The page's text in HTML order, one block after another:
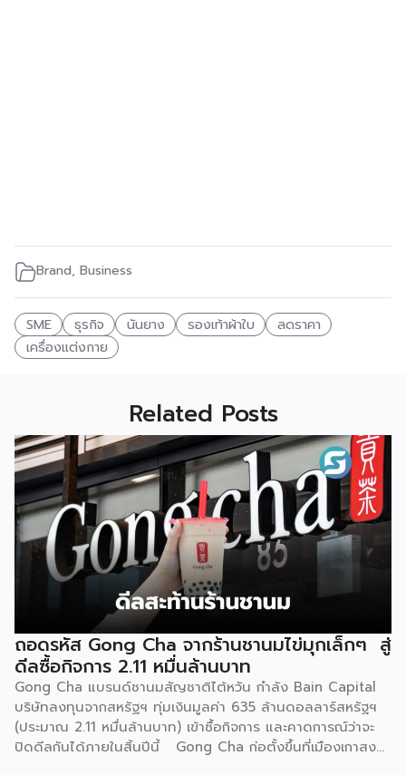
Brand, Business
SME ธุรกิจ นันยาง รองเท้าผ้าใบ
ลดราคา
เครื่องแต่งกาย
Related Posts
ถอดรหัส Gong Cha จากร้านชานมไข่มุกเล็กๆ สู่
ดีลซื้อกิจการ 2.11 หมื่นล้านบาท
Gong Cha แบรนด์ชานมสัญชาติไต้หวัน กำลัง Bain Capital
บริษัทลงทุนจากสหรัฐฯ ทุ่มเงินมูลค่า 635 ล้านดอลลาร์สหรัฐฯ
(ประมาณ 2.11 หมื่นล้านบาท) เข้าซื้อกิจการ และคาดการณ์ว่าจะ
ปิดดีลกันได้ภายในสิ้นปีนี้ Gong Cha ก่อตั้งขึ้นที่เมืองเกาสง